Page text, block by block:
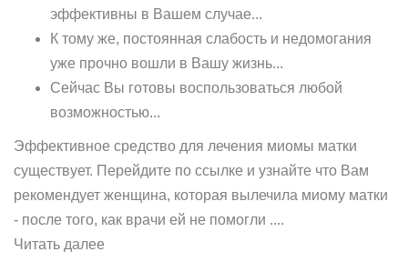
эффективны в Вашем случае...
К тому же, постоянная слабость и недомогания
уже прочно вошли в Вашу жизнь...
Сейчас Вы готовы воспользоваться любой
возможностью...
Эффективное средство для лечения миомы матки
существует. Перейдите по ссылке и узнайте что Вам
рекомендует женщина, которая вылечила миому матки
- после того, как врачи ей не помогли ....
Читать далее